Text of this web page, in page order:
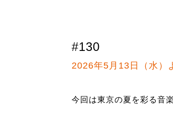
#130
2026年5月13日（水）
今回は東京の夏を彩る音